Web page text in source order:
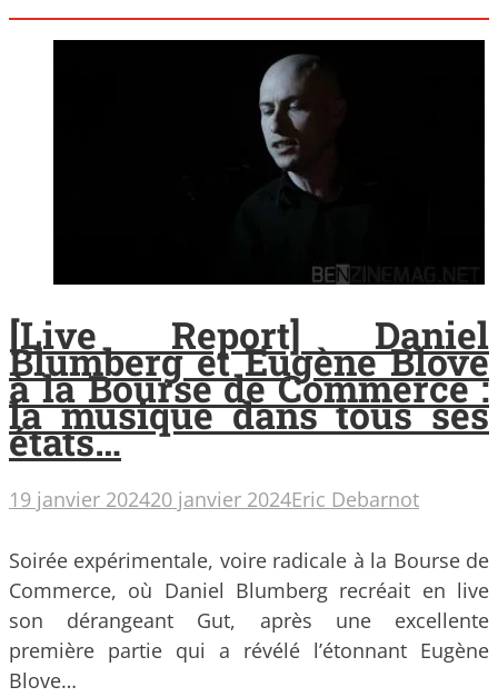
[Live Report] Daniel
Blumberg et Eugène Blove
à la Bourse de Commerce :
la musique dans tous ses
états…
19 janvier 202420 janvier 2024Eric Debarnot
Soirée expérimentale, voire radicale à la Bourse de
Commerce, où Daniel Blumberg recréait en live
son dérangeant Gut, après une excellente
première partie qui a révélé l’étonnant Eugène
Blove…